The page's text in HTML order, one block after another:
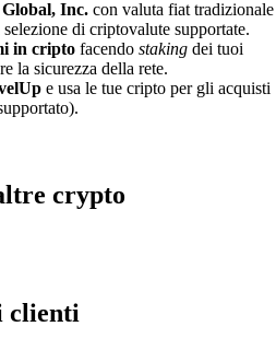
Inc. con valuta fiat tradizionale
di criptovalute supportate.
in cripto facendo staking dei tuoi
la sicurezza della rete.
e usa le tue cripto per gli acquisti
crypto
clienti